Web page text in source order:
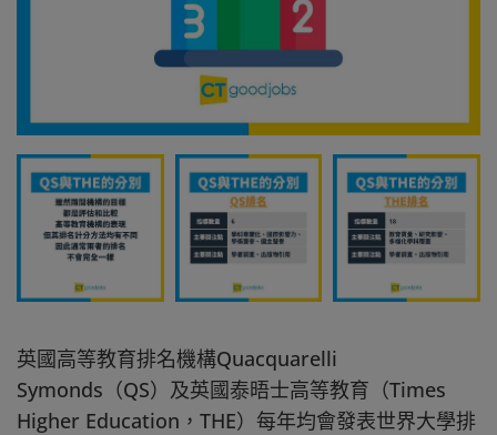
英國高等教育排名機構Quacquarelli
Symonds（QS）及英國泰晤士高等教育（Times
Higher Education，THE）每年均會發表世界大學排